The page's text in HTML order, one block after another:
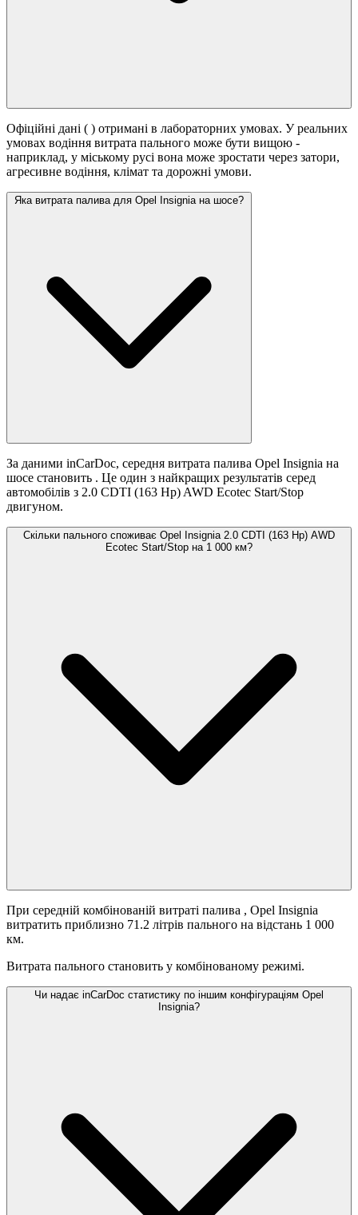
Офіційні дані ( ) отримані в лабораторних умовах. У реальних
умовах водіння витрата пального може бути вищою -
наприклад, у міському русі вона може зростати через затори,
агресивне водіння, клімат та дорожні умови.
Яка витрата палива для Opel Insignia на шосе?
За даними inCarDoc, середня витрата палива Opel Insignia на
шосе становить . Це один з найкращих результатів серед
автомобілів з 2.0 CDTI (163 Hp) AWD Ecotec Start/Stop
двигуном.
Скільки пального споживає Opel Insignia 2.0 CDTI (163 Hp) AWD
Ecotec Start/Stop на 1 000 км?
При середній комбінованій витраті палива , Opel Insignia
витратить приблизно 71.2 літрів пального на відстань 1 000
км.
Витрата пального становить у комбінованому режимі.
Чи надає inCarDoc статистику по іншим конфігураціям Opel
Insignia?